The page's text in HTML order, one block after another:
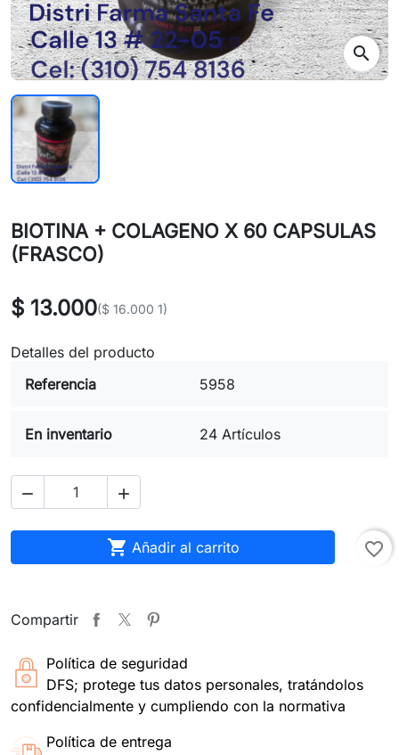
search
BIOTINA + COLAGENO X 60 CAPSULAS
(FRASCO)
$ 13.000($ 16.000 1)
Detalles del producto
Referencia
5958
En inventario 24 Artículos
 
 Añadir al carrito favorite_border
Compartir
Política de seguridad
DFS; protege tus datos personales, tratándolos
confidencialmente y cumpliendo con la normativa
Política de entrega